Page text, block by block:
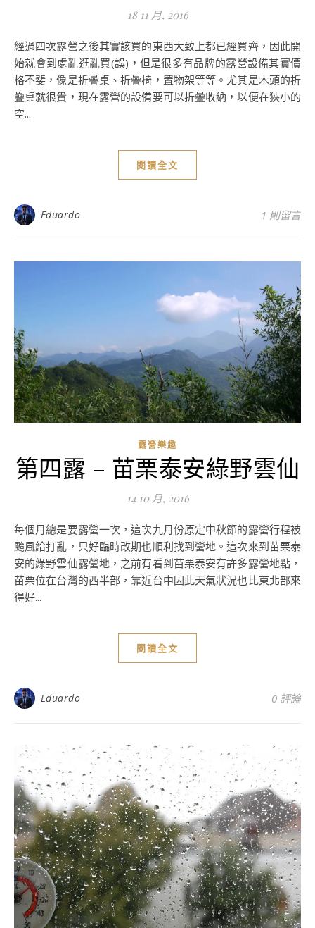
18 11 月, 2016
經過四次露營之後其實該買的東西大致上都已經買齊，因此開
始就會到處亂逛亂買(誤)，但是很多有品牌的露營設備其實價
格不斐，像是折疊桌、折疊椅，置物架等等。尤其是木頭的折
疊桌就很貴，現在露營的設備要可以折疊收納，以便在狹小的
空...
閱讀全文
Eduardo 1 則留言
露營樂趣
第四露 – 苗栗泰安綠野雲仙
14 10 月, 2016
每個月總是要露營一次，這次九月份原定中秋節的露營行程被
颱風給打亂，只好臨時改期也順利找到營地。這次來到苗栗泰
安的綠野雲仙露營地，之前有看到苗栗泰安有許多露營地點，
苗栗位在台灣的西半部，靠近台中因此天氣狀況也比東北部來
得好...
閱讀全文
Eduardo 0 評論